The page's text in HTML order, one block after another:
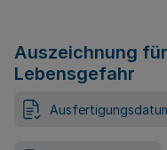
Auszeichnung
Lebensgefahr